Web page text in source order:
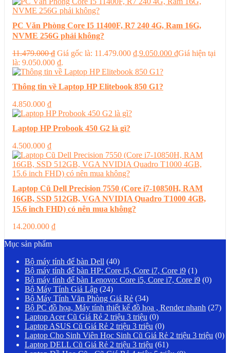
PC Văn Phòng Core I5 11400F, R7 240 4G, Ram 16G,
NVME 256G phải không?
11.479.000₫ Giá gốc là: 11.479.000 ₫.9.050.000 ₫Giá hiện tại
là: 9.050.000 ₫.
Thông tin về Laptop HP Elitebook 850 G1?
4.850.000 ₫
Laptop HP Probook 450 G2 là gì?
4.500.000 ₫
Laptop Cũ Dell Precision 7550 (Core i7-10850H, RAM
16GB, SSD 512GB, VGA NVIDIA Quadro T1000 4GB,
15.6 inch FHD) có nên mua không?
14.200.000 ₫
Mục sản phẩm
Bộ máy tính để bàn Dell (40)
Bộ máy tính để bàn HP: Core i5, Core i7, Core i9 (1)
Bộ máy tính để bàn Lenovo: Core i5, Core i7, Core i9 (0)
Bộ Máy Tính Giả Lập (24)
Bộ Máy Tính Văn Phòng Giá Rẻ (34)
Bộ PC đồ họa, Máy tính thiết kế đồ họa , Render nhanh (27)
Laptop Acer Cũ Giá Rẻ 2 triệu 3 triệu (0)
Laptop ASUS Cũ Giá Rẻ 2 triệu 3 triệu (0)
Laptop Cho Sinh Viên Học Sinh Cũ Giá Rẻ 2 triệu 3 triệu (0)
Laptop DELL Cũ Giá Rẻ 2 triệu 3 triệu (61)